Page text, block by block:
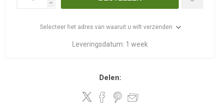
h
Selecteer het adres van waaruit u wilt verzenden
Leveringsdatum: 1 week
Delen: